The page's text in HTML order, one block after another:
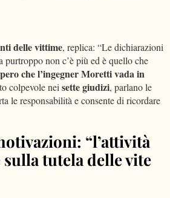
delle vittime, replica: “Le dichiarazioni
non c’è più ed è quello che
che l’ingegner Moretti vada in
colpevole nei sette giudizi, parlano le
le responsabilità e consente di ricordare
“l’attività
tutela delle vite